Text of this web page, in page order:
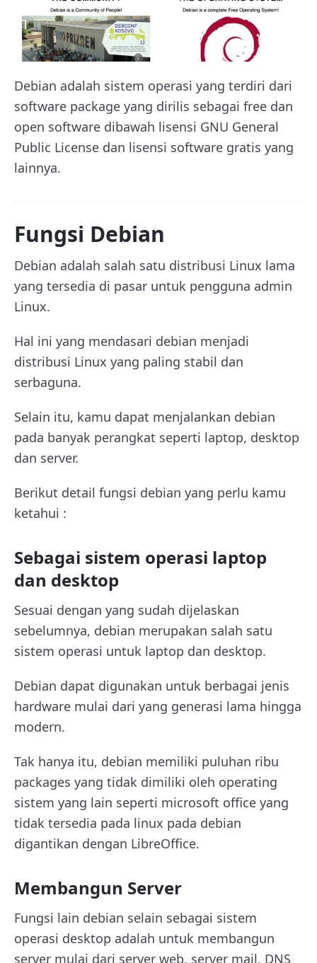
Debian adalah sistem operasi yang terdiri dari
software package yang dirilis sebagai free dan
open software dibawah lisensi GNU General
Public License dan lisensi software gratis yang
lainnya.
Fungsi Debian
Debian adalah salah satu distribusi Linux lama
yang tersedia di pasar untuk pengguna admin
Linux.
Hal ini yang mendasari debian menjadi
distribusi Linux yang paling stabil dan
serbaguna.
Selain itu, kamu dapat menjalankan debian
pada banyak perangkat seperti laptop, desktop
dan server.
Berikut detail fungsi debian yang perlu kamu
ketahui :
Sebagai sistem operasi laptop
dan desktop
Sesuai dengan yang sudah dijelaskan
sebelumnya, debian merupakan salah satu
sistem operasi untuk laptop dan desktop.
Debian dapat digunakan untuk berbagai jenis
hardware mulai dari yang generasi lama hingga
modern.
Tak hanya itu, debian memiliki puluhan ribu
packages yang tidak dimiliki oleh operating
sistem yang lain seperti microsoft office yang
tidak tersedia pada linux pada debian
digantikan dengan LibreOffice.
Membangun Server
Fungsi lain debian selain sebagai sistem
operasi desktop adalah untuk membangun
server mulai dari server web, server mail, DNS